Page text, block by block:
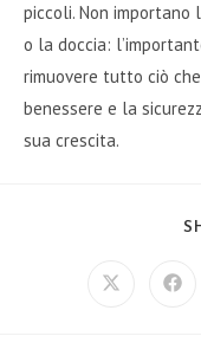
piccoli. Non importano
o la doccia:
rimuovere tutto ciò
benessere e la
sua crescita.
Opens